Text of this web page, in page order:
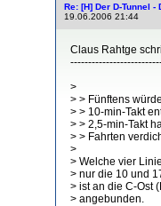
Re: [H] Der D-Tunnel -
19.06.2006 21:44
Claus Rahtge
>
> > Fünftens
> > 10-min-Takt
> > 2,5-min-Takt
> > Fahrten
>
> Welche vier
> nur die 10 und
> ist an die C-Ost
> angebunden.